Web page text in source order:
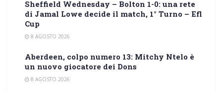
Sheffield Wednesday – Bolton 1-0: una rete
di Jamal Lowe decide il match, 1° Turno – Efl
Cup
8 AGOSTO 2026
Aberdeen, colpo numero 13: Mitchy Ntelo è
un nuovo giocatore dei Dons
8 AGOSTO 2026